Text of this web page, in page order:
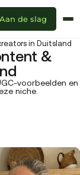
Aan de slag
in Duitsland
&
voorbeelden en
niche.